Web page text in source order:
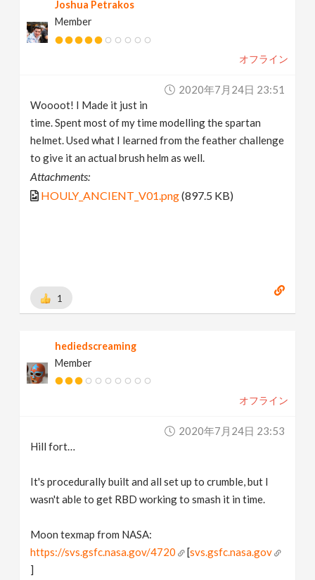
Joshua Petrakos
Member
オフライン
2020年7月24日 23:51
Woooot! I Made it just in
time. Spent most of my time modelling the spartan
helmet. Used what I learned from the feather challenge
to give it an actual brush helm as well.
Attachments:
HOULY_ANCIENT_V01.png(897.5 KB)
1
hediedscreaming
Member
オフライン
2020年7月24日 23:53
Hill fort…
It's procedurally built and all set up to crumble, but I
wasn't able to get RBD working to smash it in time.
Moon texmap from NASA:
https://svs.gsfc.nasa.gov/4720
[svs.gsfc.nasa.gov
]